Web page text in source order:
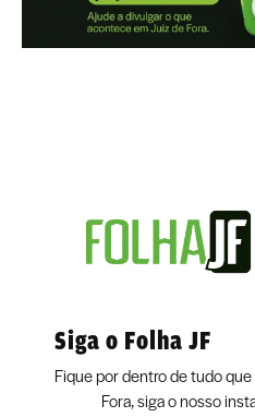
Siga o Folha JF
Fique por dentro de tudo
Fora, siga o nosso